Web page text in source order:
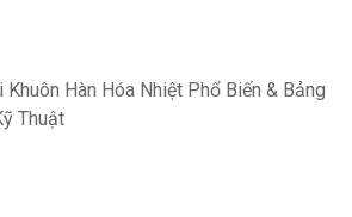
Khuôn Hàn Hóa Nhiệt Phổ Biến & Bảng
Thuật